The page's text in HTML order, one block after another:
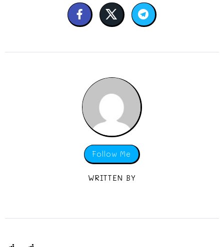
Follow Me
WRITTEN BY